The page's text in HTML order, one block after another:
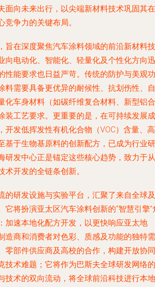
面向未来出行，以尖端新材料技术巩固其在
争力的关键布局。
旨在深度聚焦汽车涂料领域的前沿新材料技
向电动化、智能化、轻量化及个性化方向迅
性能要求也日益严苛。传统的防护与美观功
料需要具备更优异的耐候性、抗划伤性、自
化车身材料（如碳纤维复合材料、新型铝合
装工艺要求。更重要的是，在可持续发展成
开发低挥发性有机化合物（VOC）含量、高
基于生物基原料的创新配方，已成为行业研
研发中心正是锚定这些核心趋势，致力于从
开发的全链条创新。
的研发设施与实验平台，汇聚了来自全球及
它将扮演亚太区汽车涂料创新的“智慧引擎”
加速本地化配方开发，以更快响应亚太地
造商和消费者对色彩、质感及功能的独特需
零部件供应商及高校的合作，构建开放协同
技术难题；它将作为巴斯夫全球研发网络的
技术的双向流动，将全球前沿科技进行本地